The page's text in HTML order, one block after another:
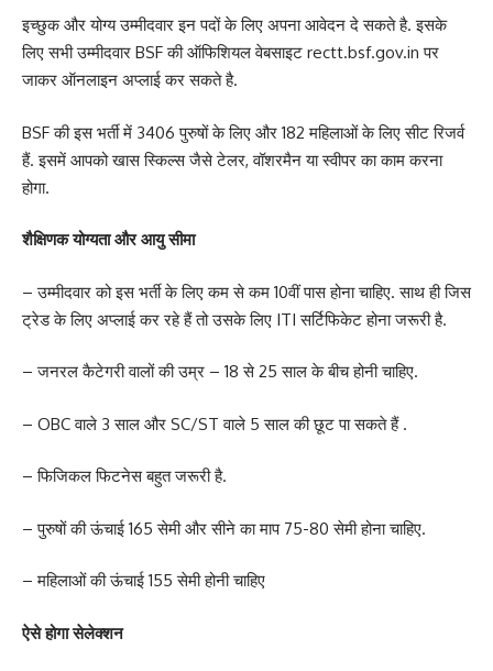
इच्छुक और योग्य उम्मीदवार इन पदों के लिए अपना आवेदन दे सकते है. इसके
लिए सभी उम्मीदवार BSF की ऑफिशियल वेबसाइट rectt.bsf.gov.in पर
जाकर ऑनलाइन अप्लाई कर सकते है.
BSF की इस भर्ती में 3406 पुरुषों के लिए और 182 महिलाओं के लिए सीट रिजर्व
हैं. इसमें आपको खास स्किल्स जैसे टेलर, वॉशरमैन या स्वीपर का काम करना
होगा.
शैक्षिणक योग्यता और आयु सीमा
– उम्मीदवार को इस भर्ती के लिए कम से कम 10वीं पास होना चाहिए. साथ ही जिस
ट्रेड के लिए अप्लाई कर रहे हैं तो उसके लिए ITI सर्टिफिकेट होना जरूरी है.
– जनरल कैटेगरी वालों की उम्र – 18 से 25 साल के बीच होनी चाहिए.
– OBC वाले 3 साल और SC/ST वाले 5 साल की छूट पा सकते हैं .
– फिजिकल फिटनेस बहुत जरूरी है.
– पुरुषों की ऊंचाई 165 सेमी और सीने का माप 75-80 सेमी होना चाहिए.
– महिलाओं की ऊंचाई 155 सेमी होनी चाहिए
ऐसे होगा सेलेक्‍शन